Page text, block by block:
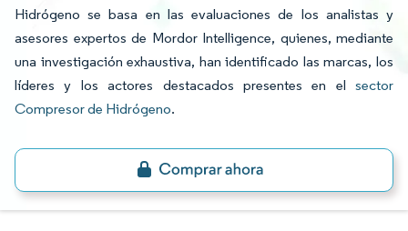
Hidrógeno se basa en las evaluaciones de los analistas y
asesores expertos de Mordor Intelligence, quienes, mediante
una investigación exhaustiva, han identificado las marcas, los
líderes y los actores destacados presentes en el sector
Compresor de Hidrógeno.